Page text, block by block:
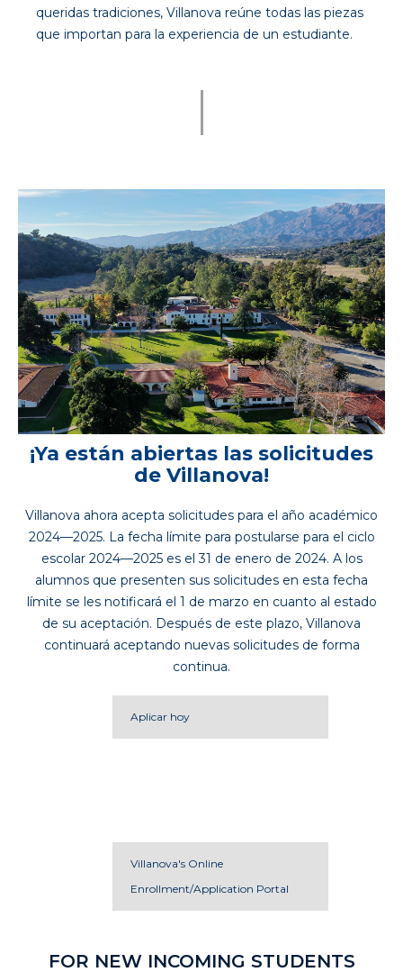
queridas tradiciones, Villanova reúne todas las piezas
que importan para la experiencia de un estudiante.
¡Ya están abiertas las solicitudes
de Villanova!
Villanova ahora acepta solicitudes para el año académico
2024—2025. La fecha límite para postularse para el ciclo
escolar 2024—2025 es el 31 de enero de 2024. A los
alumnos que presenten sus solicitudes en esta fecha
límite se les notificará el 1 de marzo en cuanto al estado
de su aceptación. Después de este plazo, Villanova
continuará aceptando nuevas solicitudes de forma
continua.
Aplicar hoy
Villanova's Online
Enrollment/Application Portal
FOR NEW INCOMING STUDENTS